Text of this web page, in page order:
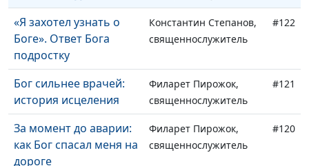
«Я захотел узнать о
Боге». Ответ Бога
подростку
Константин Степанов,
священнослужитель
#122
Бог сильнее врачей:
история исцеления
Филарет Пирожок,
священнослужитель
#121
За момент до аварии:
как Бог спасал меня на
дороге
Филарет Пирожок,
священнослужитель
#120